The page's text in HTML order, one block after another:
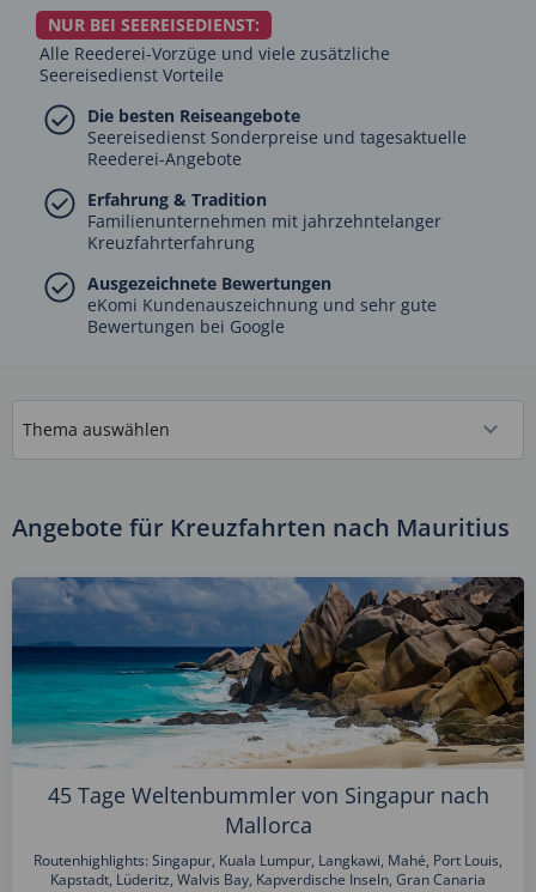
NUR BEI SEEREISEDIENST:
Alle Reederei-Vorzüge und viele zusätzliche
Seereisedienst Vorteile
Die besten Reiseangebote
Seereisedienst Sonderpreise und tagesaktuelle
Reederei-Angebote
Erfahrung & Tradition
Familienunternehmen mit jahrzehntelanger
Kreuzfahrterfahrung
Ausgezeichnete Bewertungen
eKomi Kundenauszeichnung und sehr gute
Bewertungen bei Google
Angebote für Kreuzfahrten nach Mauritius
45 Tage Weltenbummler von Singapur nach
Mallorca
Routenhighlights: Singapur, Kuala Lumpur, Langkawi, Mahé, Port Louis,
Kapstadt, Lüderitz, Walvis Bay, Kapverdische Inseln, Gran Canaria